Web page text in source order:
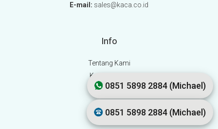
E-mail: sales@kaca.co.id
0851 5898 2884 (Michael)
0851 5898 2884 (Michael)
Info
Tentang Kami
Kontak Kami
Kebijakan